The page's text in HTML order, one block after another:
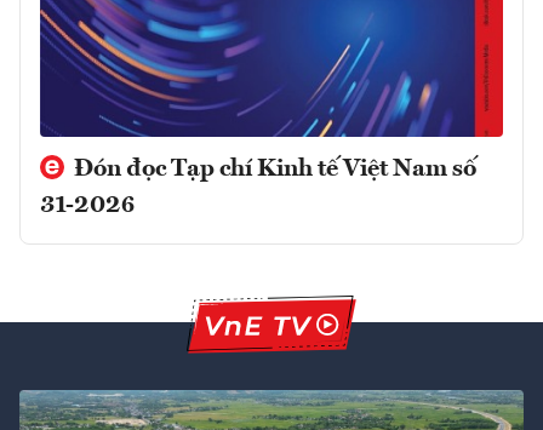
Đón đọc Tạp chí Kinh tế Việt Nam số
31-2026